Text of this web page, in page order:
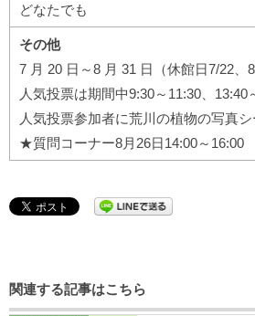
どなたでも
その他
7 月 20 日～8 月 31 日（休館日7/22、
人気投票は期間中9:30～11:30、13:40
人気投票参加者に荒川の植物の写真シ
★質問コーナー8月26日14:00～16:00
関連する記事はこちら